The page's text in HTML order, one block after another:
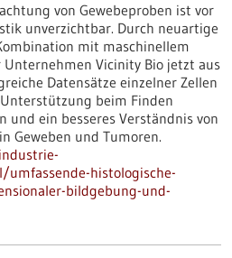
von Gewebeproben ist vor
unverzichtbar. Durch neuartige
mit maschinellem
Vicinity Bio jetzt aus
Datensätze einzelner Zellen
beim Finden
und ein besseres Verständnis von
Geweben und Tumoren.
histologische-
bildgebung-und-